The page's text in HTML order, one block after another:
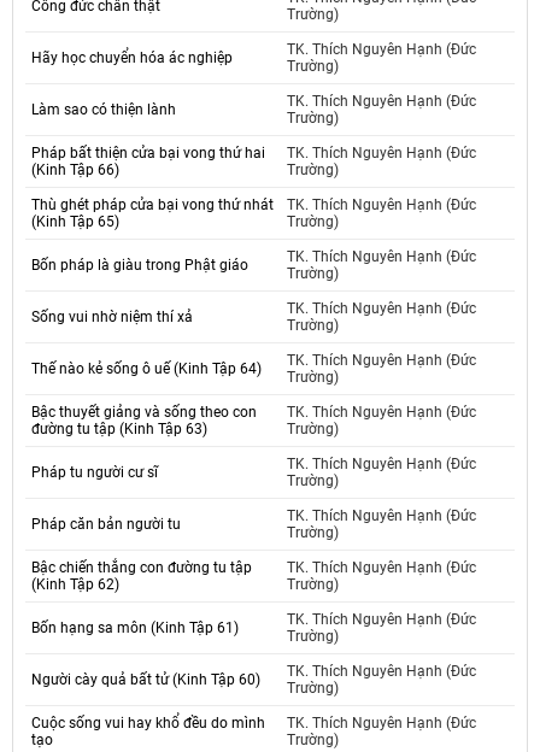
Công đức chân thật
Trường)
Hãy học chuyển hóa ác nghiệp
TK. Thích Nguyên Hạnh (Đức
Trường)
Làm sao có thiện lành
TK. Thích Nguyên Hạnh (Đức
Trường)
Pháp bất thiện cửa bại vong thứ hai
(Kinh Tập 66)
TK. Thích Nguyên Hạnh (Đức
Trường)
Thù ghét pháp cửa bại vong thứ nhát
(Kinh Tập 65)
TK. Thích Nguyên Hạnh (Đức
Trường)
Bốn pháp là giàu trong Phật giáo
TK. Thích Nguyên Hạnh (Đức
Trường)
Sống vui nhờ niệm thí xả
TK. Thích Nguyên Hạnh (Đức
Trường)
Thế nào kẻ sống ô uế (Kinh Tập 64)
TK. Thích Nguyên Hạnh (Đức
Trường)
Bậc thuyết giảng và sống theo con
đường tu tập (Kinh Tập 63)
TK. Thích Nguyên Hạnh (Đức
Trường)
Pháp tu người cư sĩ
TK. Thích Nguyên Hạnh (Đức
Trường)
Pháp căn bản người tu
TK. Thích Nguyên Hạnh (Đức
Trường)
Bậc chiến thắng con đường tu tập
(Kinh Tập 62)
TK. Thích Nguyên Hạnh (Đức
Trường)
Bốn hạng sa môn (Kinh Tập 61)
TK. Thích Nguyên Hạnh (Đức
Trường)
Người cày quả bất tử (Kinh Tập 60)
TK. Thích Nguyên Hạnh (Đức
Trường)
Cuộc sống vui hay khổ đều do mình
tạo
TK. Thích Nguyên Hạnh (Đức
Trường)